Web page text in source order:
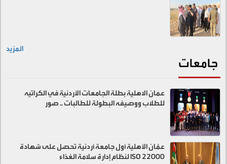
المزيد
جامعات
عمان الاهلية بطلة الجامعات الأردنية في الكراتيه
للطلاب ووصيفه البطولة للطالبات .. صور
عمّان الأهلية أول جامعة أردنية تحصل على شهادة
ISO 22000 لنظام إدارة سلامة الغذاء